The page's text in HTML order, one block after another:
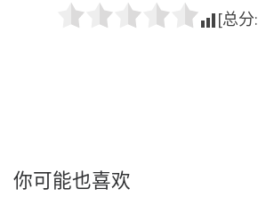
[总分:
你可能也喜欢